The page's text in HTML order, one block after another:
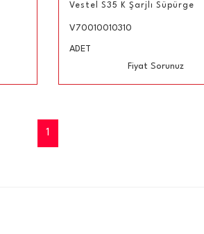
Vestel S35 K Şarjlı Süpürge
V70010010310
ADET
Fiyat Sorunuz
1